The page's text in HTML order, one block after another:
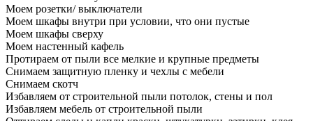
Моем розетки/ выключатели
Моем шкафы внутри при условии, что они пустые
Моем шкафы сверху
Моем настенный кафель
Протираем от пыли все мелкие и крупные предметы
Снимаем защитную пленку и чехлы с мебели
Снимаем скотч
Избавляем от строительной пыли потолок, стены и пол
Избавляем мебель от строительной пыли